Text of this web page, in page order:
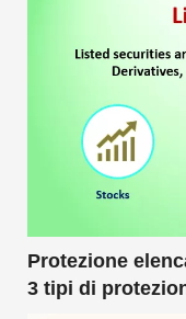
Protezione
3 tipi di